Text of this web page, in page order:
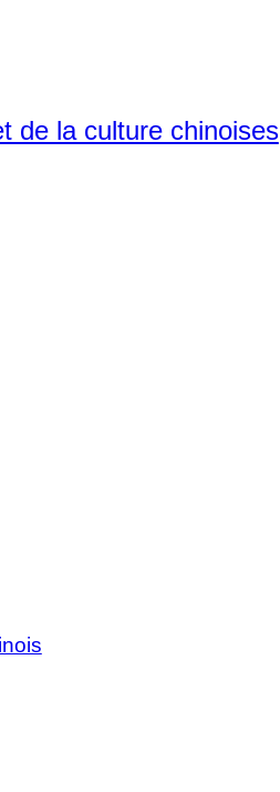
de la culture chinoises